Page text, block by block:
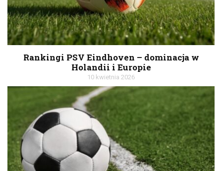
Rankingi PSV Eindhoven – dominacja w
Holandii i Europie
10 kwietnia 2026